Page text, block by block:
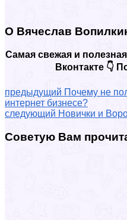
О Вячеслав
Самая свежая и
Вконтакте 👇
предыдущий Почему не
интернет бизнесе?
следующий Новички и
Советую Вам